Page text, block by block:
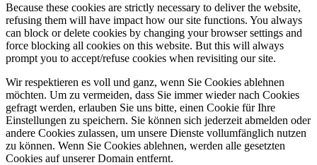
Because these cookies are strictly necessary to deliver the website,
refusing them will have impact how our site functions. You always
can block or delete cookies by changing your browser settings and
force blocking all cookies on this website. But this will always
prompt you to accept/refuse cookies when revisiting our site.
Wir respektieren es voll und ganz, wenn Sie Cookies ablehnen
möchten. Um zu vermeiden, dass Sie immer wieder nach Cookies
gefragt werden, erlauben Sie uns bitte, einen Cookie für Ihre
Einstellungen zu speichern. Sie können sich jederzeit abmelden oder
andere Cookies zulassen, um unsere Dienste vollumfänglich nutzen
zu können. Wenn Sie Cookies ablehnen, werden alle gesetzten
Cookies auf unserer Domain entfernt.